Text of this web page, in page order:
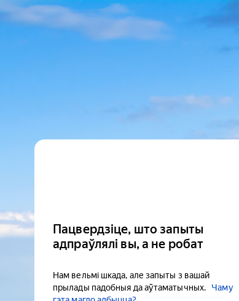
Пацвердзіце, што запыты
адпраўлялі вы, а не робат
Нам вельмі шкада, але запыты з вашай
прылады падобныя да аўтаматычных.
Чаму